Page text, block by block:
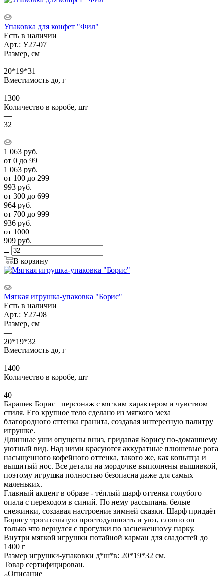
Упаковка для конфет "Фил"
Есть в наличии
Арт.: У27-07
Размер, см
—
20*19*31
Вместимость до, г
—
1300
Количество в коробе, шт
—
32
1 063 руб.
от 0 до 99
1 063 руб.
от 100 до 299
993 руб.
от 300 до 699
964 руб.
от 700 до 999
936 руб.
от 1000
909 руб.
В корзину
Мягкая игрушка-упаковка "Борис"
Есть в наличии
Арт.: У27-08
Размер, см
—
20*19*32
Вместимость до, г
—
1400
Количество в коробе, шт
—
40
Барашек Борис - персонаж с мягким характером и чувством
стиля. Его крупное тело сделано из мягкого меха
благородного оттенка гранита, создавая интересную палитру
игрушке.
Длинные уши опущены вниз, придавая Борису по-домашнему
уютный вид. Над ними красуются аккуратные плюшевые рога
насыщенного кофейного оттенка, такого же, как копытца и
вышитый нос. Все детали на мордочке выполнены вышивкой,
поэтому игрушка полностью безопасна даже для самых
маленьких.
Главный акцент в образе - тёплый шарф оттенка голубого
опала с переходом в синий. По нему рассыпаны белые
снежинки, создавая настроение зимней сказки. Шарф придаёт
Борису трогательную простодушность и уют, словно он
только что вернулся с прогулки по заснеженному парку.
Внутри мягкой игрушки потайной карман для сладостей до
1400 г
Размер игрушки-упаковки д*ш*в: 20*19*32 см.
Товар сертифицирован.
Описание